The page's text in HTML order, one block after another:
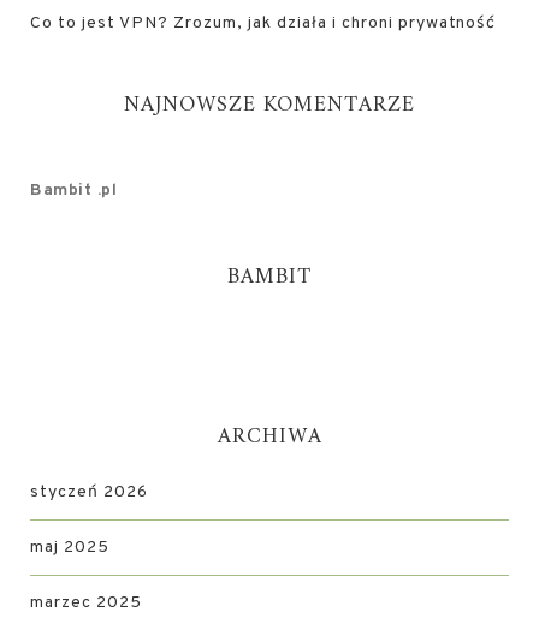
Co to jest VPN? Zrozum, jak działa i chroni prywatność
NAJNOWSZE KOMENTARZE
Bambit .pl
BAMBIT
ARCHIWA
styczeń 2026
maj 2025
marzec 2025